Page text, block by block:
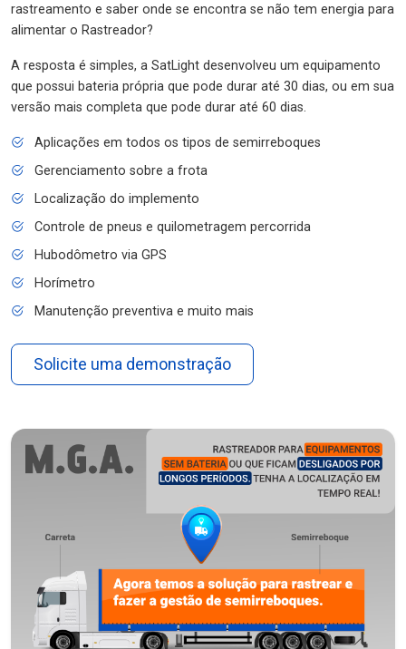
rastreamento e saber onde se encontra se não tem energia para
alimentar o Rastreador?
A resposta é simples, a SatLight desenvolveu um equipamento
que possui bateria própria que pode durar até 30 dias, ou em sua
versão mais completa que pode durar até 60 dias.
Aplicações em todos os tipos de semirreboques
Gerenciamento sobre a frota
Localização do implemento
Controle de pneus e quilometragem percorrida
Hubodômetro via GPS
Horímetro
Manutenção preventiva e muito mais
Solicite uma demonstração